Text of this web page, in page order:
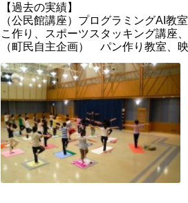
【過去の実績】
（公民館講座）プログラミングAI教
こ作り、スポーツスタッキング講座
（町民自主企画） パン作り教室、